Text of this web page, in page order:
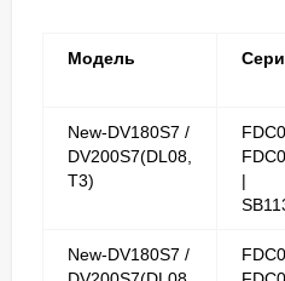
Модель
New-DV180S7 /
DV200S7(DL08,
T3)
|
New-DV180S7 /